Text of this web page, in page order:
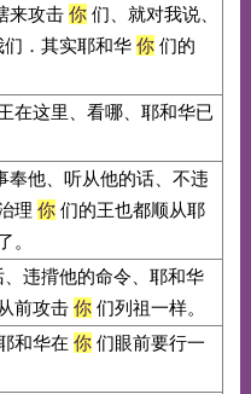
来攻击 你们、就对我说、
．其实耶和华 你们的
在这里、看哪、耶和华已
他、听从他的话、不违
理 你们的王也都顺从耶
违揹他的命令、耶和华
前攻击 你们列祖一样。
和华在 你们眼前要行一